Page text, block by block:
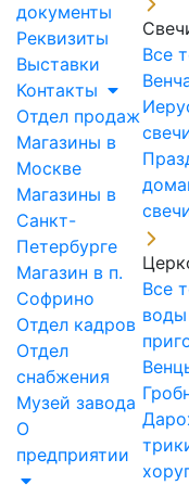
документы
Реквизиты
Выставки
Контакты
Отдел продаж
Магазины в
Москве
Магазины в
Санкт-
Петербурге
Магазин в п.
Софрино
Отдел кадров
Отдел
снабжения
Музей завода
О
предприятии
Все
Все
воды